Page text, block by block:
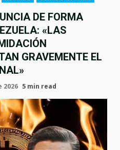
DE FORMA
«LAS
GRAVEMENTE EL
2026 5 min read